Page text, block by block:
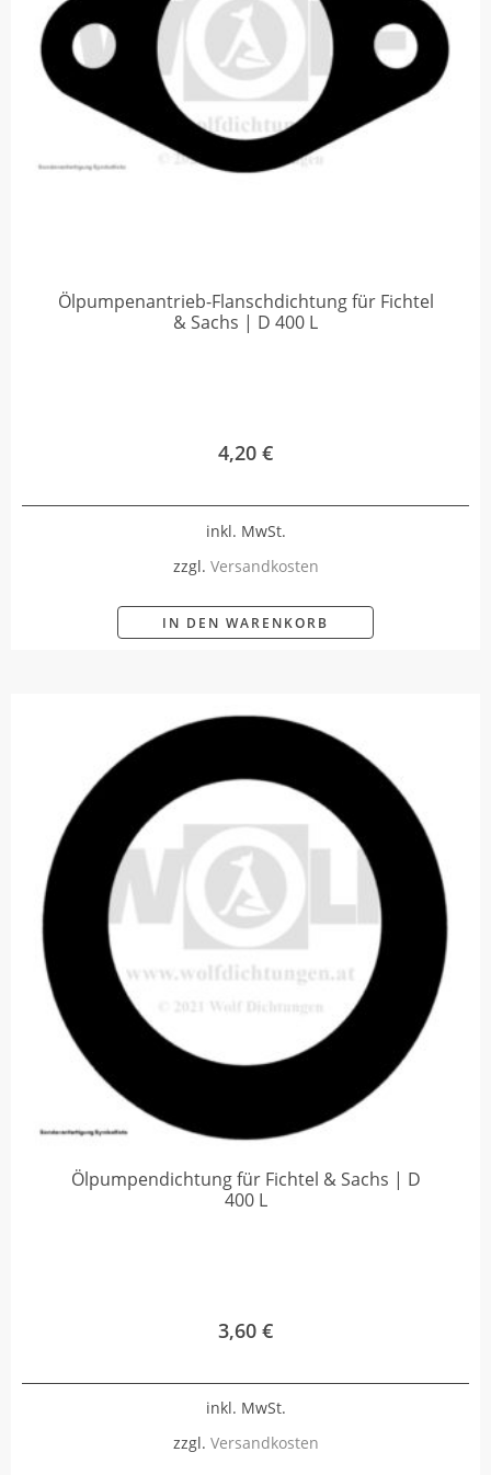
Ölpumpenantrieb-Flanschdichtung für Fichtel
& Sachs | D 400 L
4,20 €
inkl. MwSt.
zzgl. Versandkosten
IN DEN WARENKORB
Ölpumpendichtung für Fichtel & Sachs | D
400 L
3,60 €
inkl. MwSt.
zzgl. Versandkosten